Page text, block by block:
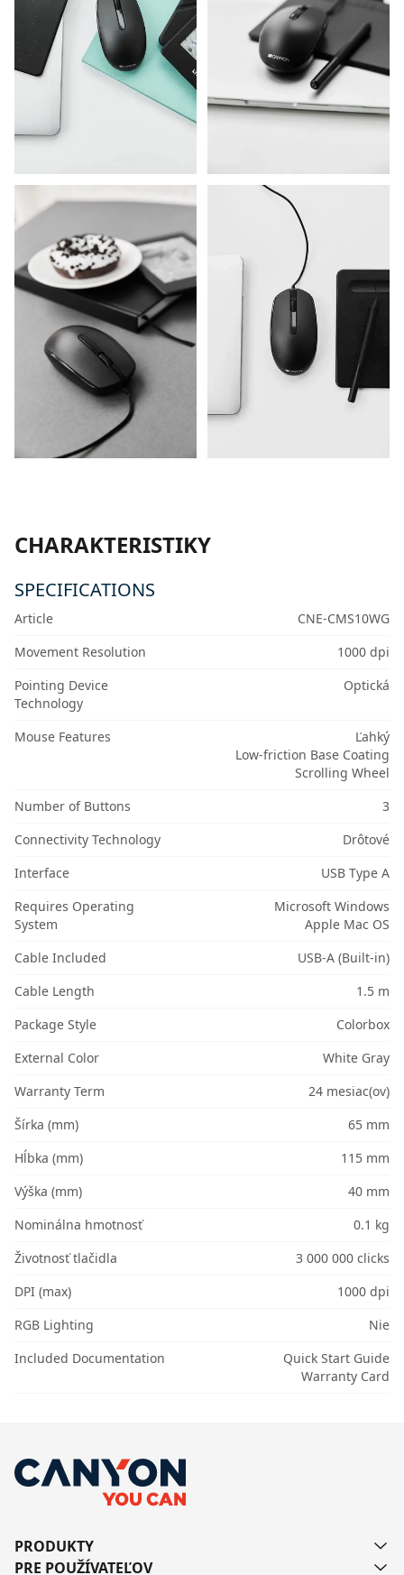
CHARAKTERISTIKY
SPECIFICATIONS
Article
CNE-CMS10WG
Movement Resolution
1000 dpi
Pointing Device
Technology
Optická
Mouse Features
Ľahký
Low-friction Base Coating
Scrolling Wheel
Number of Buttons
3
Connectivity Technology
Drôtové
Interface
USB Type A
Requires Operating
System
Microsoft Windows
Apple Mac OS
Cable Included
USB-A (Built-in)
Cable Length
1.5 m
Package Style
Colorbox
External Color
White Gray
Warranty Term
24 mesiac(ov)
Šírka (mm)
65 mm
Hĺbka (mm)
115 mm
Výška (mm)
40 mm
Nominálna hmotnosť
0.1 kg
Životnosť tlačidla
3 000 000 clicks
DPI (max)
1000 dpi
RGB Lighting
Nie
Included Documentation
Quick Start Guide
Warranty Card
PRODUKTY
PRE POUŽÍVATEĽOV